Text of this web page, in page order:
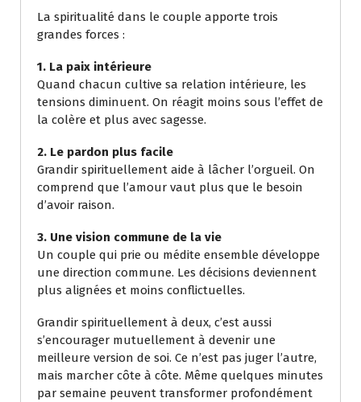
La spiritualité dans le couple apporte trois
grandes forces :
1. La paix intérieure
Quand chacun cultive sa relation intérieure, les
tensions diminuent. On réagit moins sous l’effet de
la colère et plus avec sagesse.
2. Le pardon plus facile
Grandir spirituellement aide à lâcher l’orgueil. On
comprend que l’amour vaut plus que le besoin
d’avoir raison.
3. Une vision commune de la vie
Un couple qui prie ou médite ensemble développe
une direction commune. Les décisions deviennent
plus alignées et moins conflictuelles.
Grandir spirituellement à deux, c’est aussi
s’encourager mutuellement à devenir une
meilleure version de soi. Ce n’est pas juger l’autre,
mais marcher côte à côte. Même quelques minutes
par semaine peuvent transformer profondément